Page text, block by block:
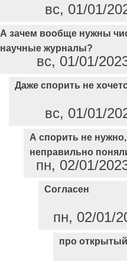
вс, 01/01/
А зачем вообще нужны
научные журналы?
вс, 01/01/
Даже спорить не
вс, 01/01/
А спорить не
неправильно
пн, 02/01/
Согласен
пн, 02/01/
про